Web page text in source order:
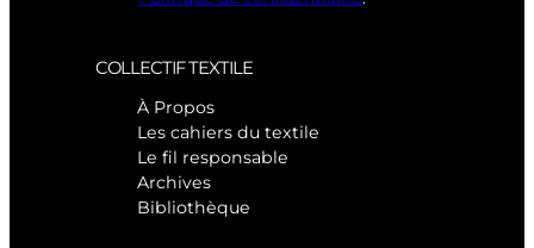
COLLECTIF TEXTILE
À Propos
Les cahiers du textile
Le fil responsable
Archives
Bibliothèque